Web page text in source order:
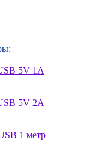
5V 1A
5V 2A
1 метр